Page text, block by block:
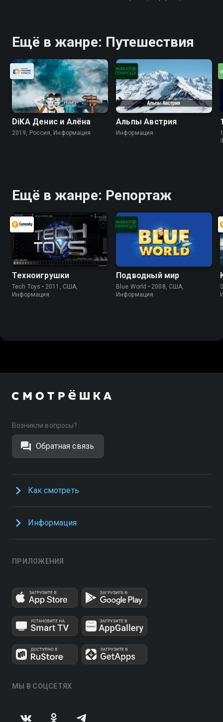
Ещё в жанре: Путешествия
DiKA Денис и Алёна
2019, Россия, Информация
Альпы Австрия
Информация
Ещё в жанре: Репортаж
Техноигрушки
Tech Toys • 2011, США,
Информация
Подводный мир
Blue World • 2008, США,
Информация
Возникли вопросы?
Обратная связь
Как смотреть
Информация
ПРИЛОЖЕНИЯ
МЫ В СОЦСЕТЯХ